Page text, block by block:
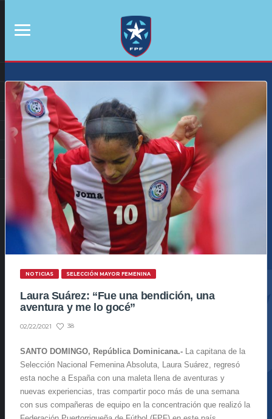
NOTICIAS SELECCIÓN MAYOR FEMENINA
Laura Suárez: “Fue una bendición, una
aventura y me lo gocé”
02/22/2021 38
SANTO DOMINGO, República Dominicana.- La capitana de la
Selección Nacional Femenina Absoluta, Laura Suárez, regresó
esta noche a España con una maleta llena de aventuras y
nuevas experiencias, tras compartir poco más de una semana
con sus compañeras de equipo en la concentración que realizó la